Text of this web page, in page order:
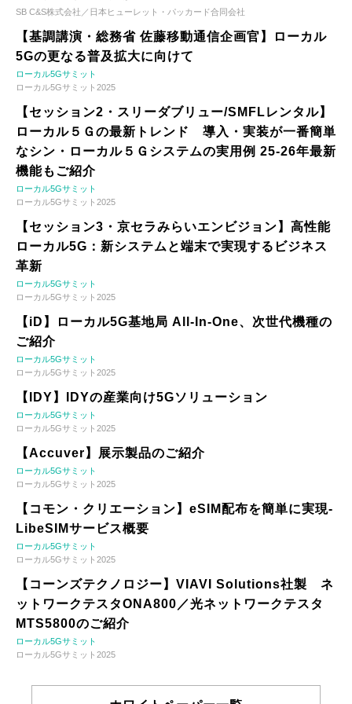
SB C&S株式会社／日本ヒューレット・パッカード合同会社
【基調講演・総務省 佐藤移動通信企画官】ローカル
5Gの更なる普及拡大に向けて
ローカル5Gサミット
ローカル5Gサミット2025
【セッション2・スリーダブリュー/SMFLレンタル】
ローカル５Ｇの最新トレンド 導入・実装が一番簡単
なシン・ローカル５Ｇシステムの実用例 25-26年最新
機能もご紹介
ローカル5Gサミット
ローカル5Gサミット2025
【セッション3・京セラみらいエンビジョン】高性能
ローカル5G：新システムと端末で実現するビジネス
革新
ローカル5Gサミット
ローカル5Gサミット2025
【iD】ローカル5G基地局 All-In-One、次世代機種の
ご紹介
ローカル5Gサミット
ローカル5Gサミット2025
【IDY】IDYの産業向け5Gソリューション
ローカル5Gサミット
ローカル5Gサミット2025
【Accuver】展示製品のご紹介
ローカル5Gサミット
ローカル5Gサミット2025
【コモン・クリエーション】eSIM配布を簡単に実現-
LibeSIMサービス概要
ローカル5Gサミット
ローカル5Gサミット2025
【コーンズテクノロジー】VIAVI Solutions社製 ネ
ットワークテスタONA800／光ネットワークテスタ
MTS5800のご紹介
ローカル5Gサミット
ローカル5Gサミット2025